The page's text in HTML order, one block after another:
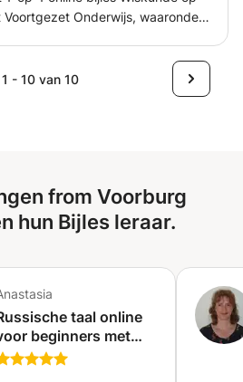
Onderwijs, waaronder :
je door te doen! Het geeft mij
mooie cijfers haalt. Ook
1 - 10 van 10
from Voorburg
hun Bijles leraar.
taal online
beginners met
en